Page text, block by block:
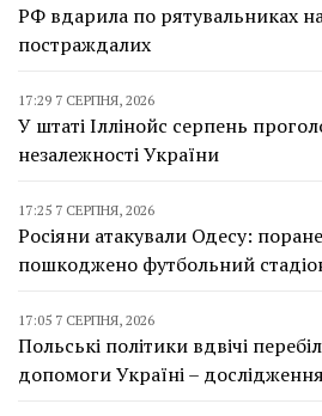
РФ вдарила по рятувальниках
постраждалих
17:29 7 СЕРПНЯ, 2026
У штаті Іллінойс серпень
незалежності України
17:25 7 СЕРПНЯ, 2026
Росіяни атакували Одесу:
пошкоджено футбольний
17:05 7 СЕРПНЯ, 2026
Польські політики вдвічі
допомоги Україні – дослідження